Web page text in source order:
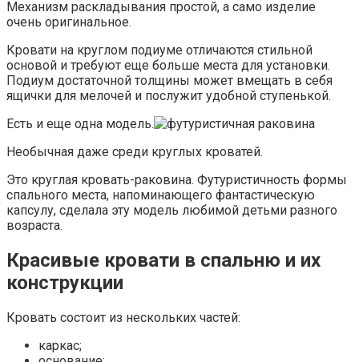
Механизм раскладывания простой, а само изделие
очень оригинальное.
Кровати на круглом подиуме отличаются стильной
основой и требуют еще больше места для установки.
Подиум достаточной толщины может вмещать в себя
ящички для мелочей и послужит удобной ступенькой.
Есть и еще одна модель.
Необычная даже среди круглых кроватей.
Это круглая кровать-раковина. Футуристичность формы
спального места, напоминающего фантастическую
капсулу, сделала эту модель любимой детьми разного
возраста.
Красивые кровати в спальню и их
конструкции
Кровать состоит из нескольких частей:
каркас;